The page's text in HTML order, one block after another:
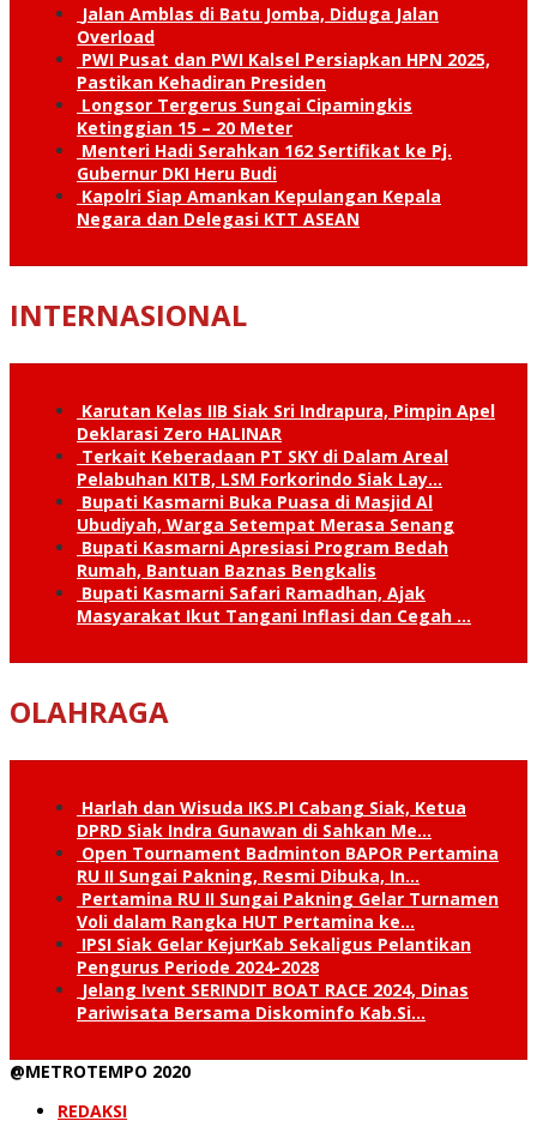
Jalan Amblas di Batu Jomba, Diduga Jalan
Overload
PWI Pusat dan PWI Kalsel Persiapkan HPN 2025,
Pastikan Kehadiran Presiden
Longsor Tergerus Sungai Cipamingkis
Ketinggian 15 – 20 Meter
Menteri Hadi Serahkan 162 Sertifikat ke Pj.
Gubernur DKI Heru Budi
Kapolri Siap Amankan Kepulangan Kepala
Negara dan Delegasi KTT ASEAN
INTERNASIONAL
Karutan Kelas IIB Siak Sri Indrapura, Pimpin Apel
Deklarasi Zero HALINAR
Terkait Keberadaan PT SKY di Dalam Areal
Pelabuhan KITB, LSM Forkorindo Siak Lay…
Bupati Kasmarni Buka Puasa di Masjid Al
Ubudiyah, Warga Setempat Merasa Senang
Bupati Kasmarni Apresiasi Program Bedah
Rumah, Bantuan Baznas Bengkalis
Bupati Kasmarni Safari Ramadhan, Ajak
Masyarakat Ikut Tangani Inflasi dan Cegah …
OLAHRAGA
Harlah dan Wisuda IKS.PI Cabang Siak, Ketua
DPRD Siak Indra Gunawan di Sahkan Me…
Open Tournament Badminton BAPOR Pertamina
RU II Sungai Pakning, Resmi Dibuka, In…
Pertamina RU II Sungai Pakning Gelar Turnamen
Voli dalam Rangka HUT Pertamina ke…
IPSI Siak Gelar KejurKab Sekaligus Pelantikan
Pengurus Periode 2024-2028
Jelang Ivent SERINDIT BOAT RACE 2024, Dinas
Pariwisata Bersama Diskominfo Kab.Si…
@METROTEMPO 2020
REDAKSI